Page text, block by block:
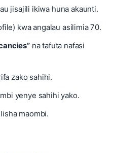
jisajili ikiwa huna akaunti.
kwa angalau asilimia 70.
na tafuta nafasi
zako sahihi.
yenye sahihi yako.
maombi.